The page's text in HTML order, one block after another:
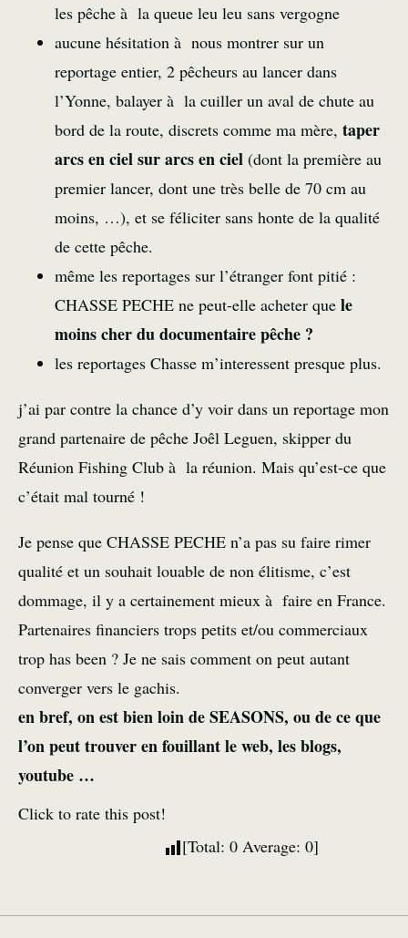
les pêche à la queue leu leu sans vergogne
aucune hésitation à nous montrer sur un
reportage entier, 2 pêcheurs au lancer dans
l’Yonne, balayer à la cuiller un aval de chute au
bord de la route, discrets comme ma mère, taper
arcs en ciel sur arcs en ciel (dont la première au
premier lancer, dont une très belle de 70 cm au
moins, …), et se féliciter sans honte de la qualité
de cette pêche.
même les reportages sur l’étranger font pitié :
CHASSE PECHE ne peut-elle acheter que le
moins cher du documentaire pêche ?
les reportages Chasse m’interessent presque plus.
j’ai par contre la chance d’y voir dans un reportage mon
grand partenaire de pêche Joêl Leguen, skipper du
Réunion Fishing Club à la réunion. Mais qu’est-ce que
c’était mal tourné !
Je pense que CHASSE PECHE n’a pas su faire rimer
qualité et un souhait louable de non élitisme, c’est
dommage, il y a certainement mieux à faire en France.
Partenaires financiers trops petits et/ou commerciaux
trop has been ? Je ne sais comment on peut autant
converger vers le gachis.
en bref, on est bien loin deSEASONS, ou de ce que
l’on peut trouver en fouillant le web, les blogs,
youtube …
Click to rate this post!
[Total: 0 Average: 0]